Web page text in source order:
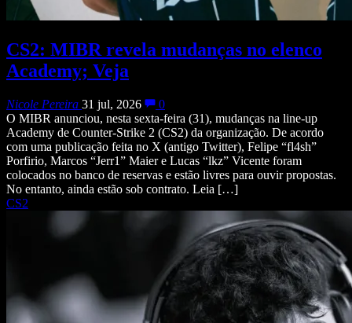
CS2: MIBR revela mudanças no elenco
Academy; Veja
Nicole Pereira 31 jul, 2026
0
O MIBR anunciou, nesta sexta-feira (31), mudanças na line-up
Academy de Counter-Strike 2 (CS2) da organização. De acordo
com uma publicação feita no X (antigo Twitter), Felipe “fl4sh”
Porfirio, Marcos “Jerr1” Maier e Lucas “lkz” Vicente foram
colocados no banco de reservas e estão livres para ouvir propostas.
No entanto, ainda estão sob contrato. Leia […]
CS2